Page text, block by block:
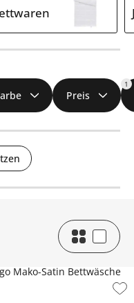
Preis
1
Mako-Satin Bettwäsche